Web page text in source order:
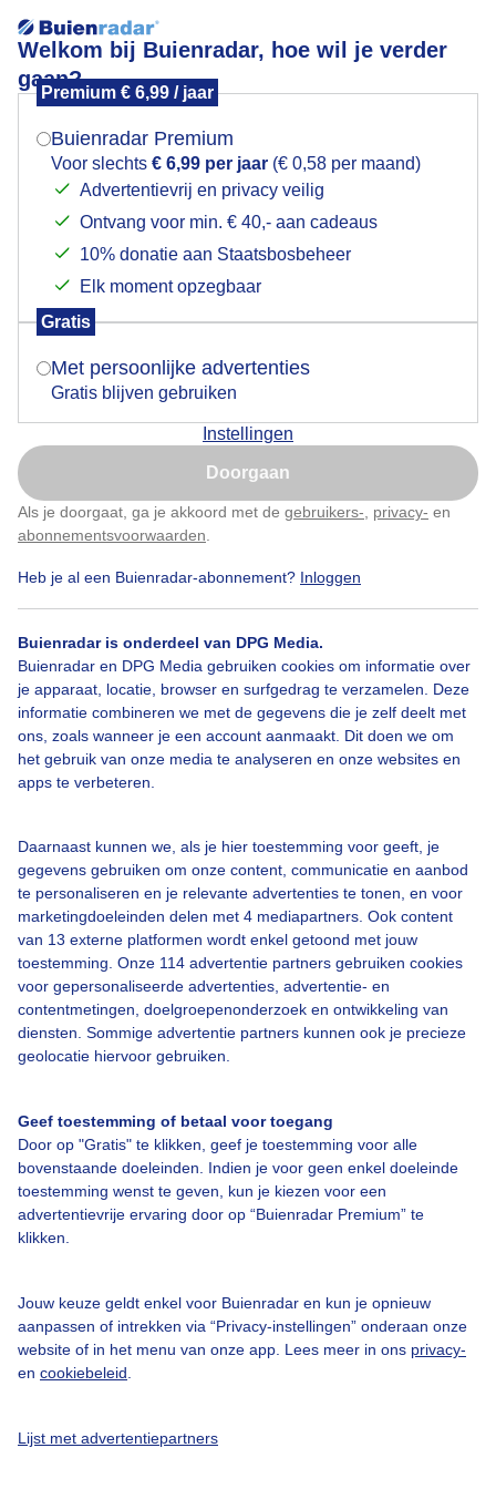
Welkom bij Buienradar, hoe wil je verder
gaan?
Premium € 6,99 / jaar
Buienradar Premium
Voor slechts € 6,99 per jaar (€ 0,58 per maand)
Advertentievrij en privacy veilig
Ontvang voor min. € 40,- aan cadeaus
10% donatie aan Staatsbosbeheer
Elk moment opzegbaar
Gratis
Met persoonlijke advertenties
Gratis blijven gebruiken
Instellingen
Doorgaan
Als je doorgaat, ga je akkoord met de gebruikers- privacy- en
abonnementsvoorwaarden
Heb je al een Buienradar-abonnement? Inloggen
Buienradar is onderdeel van DPG Media.
Buienradar en DPG Media gebruiken cookies om informatie over
je apparaat, locatie, browser en surfgedrag te verzamelen. Deze
informatie combineren we met de gegevens die je zelf deelt met
ons, zoals wanneer je een account aanmaakt. Dit doen we om
het gebruik van onze media te analyseren en onze websites en
apps te verbeteren.
Daarnaast kunnen we, als je hier toestemming voor geeft, je
gegevens gebruiken om onze content, communicatie en aanbod
te personaliseren en je relevante advertenties te tonen, en voor
marketingdoeleinden delen met 4 mediapartners. Ook content
van 13 externe platformen wordt enkel getoond met jouw
toestemming. Onze 114 advertentie partners gebruiken cookies
voor gepersonaliseerde advertenties, advertentie- en
contentmetingen, doelgroepenonderzoek en ontwikkeling van
diensten. Sommige advertentie partners kunnen ook je precieze
geolocatie hiervoor gebruiken.
Geef toestemming of betaal voor toegang
Door op "Gratis" te klikken, geef je toestemming voor alle
bovenstaande doeleinden. Indien je voor geen enkel doeleinde
toestemming wenst te geven, kun je kiezen voor een
advertentievrije ervaring door op “Buienradar Premium” te
klikken.
Jouw keuze geldt enkel voor Buienradar en kun je opnieuw
aanpassen of intrekken via “Privacy-instellingen” onderaan onze
website of in het menu van onze app. Lees meer in ons privacy-
en cookiebeleid
Lijst met advertentiepartners
Paarden
Begroeting door de paarden in de wei op deze grijze
bewolkte zondag
Door: Fred Waegemans Gemaakt: 07-12-2025, 103x bekeken
Bekijk slideshow
Over Buienradar
Bedrijfsgegevens
Veelgestelde vragen
Toegankelijkheid
Gebruikersvoorwaarden
Adverteren
Cookie beleid
Privacy instellingen
Mogen we je locatie gebruiken voor het
Indien je hier nog geen akkoord op hebt gegeven,
verschijnt er zo een pop-up uit je browser waarin
Is goed, toon de popup
Nu niet, misschien later
Klik hierom dit aan te passen